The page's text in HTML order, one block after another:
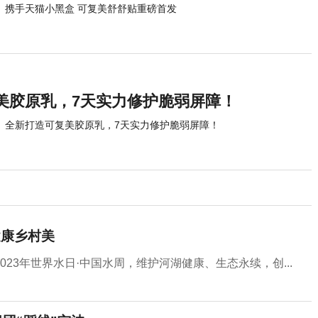
携手天猫小黑盒 可复美舒舒贴重磅首发
胶原乳，7天实力修护脆弱屏障！
全新打造可复美胶原乳，7天实力修护脆弱屏障！
乡村美
年世界水日·中国水周，维护河湖健康、生态永续，创...